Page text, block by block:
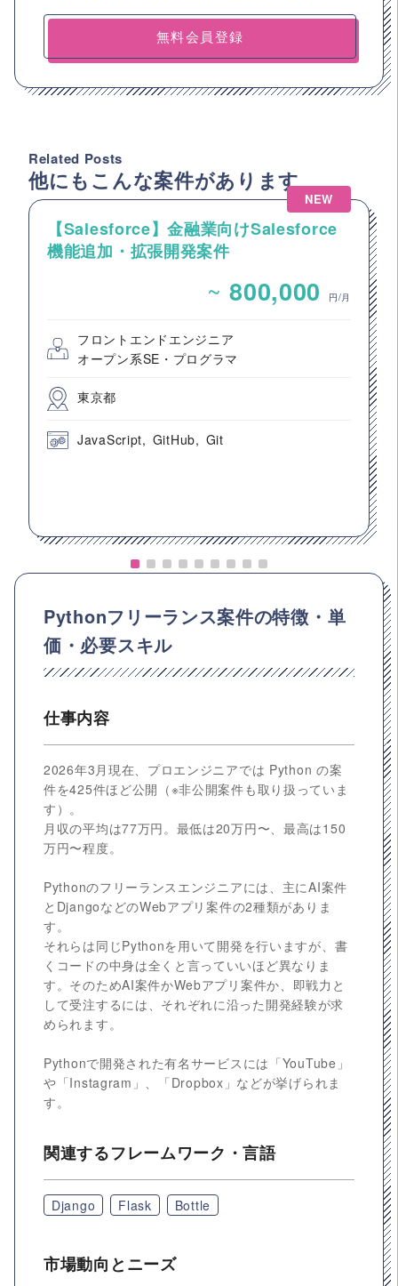
無料会員登録
Related Posts
他にもこんな案件があります
NEW
【Salesforce】金融業向けSalesforce
機能追加・拡張開発案件
~ 800,000 円/月
フロントエンドエンジニア
オープン系SE・プログラマ
東京都
JavaScript GitHub Git
Pythonフリーランス案件の特徴・単
価・必要スキル
仕事内容
2026年3月現在、プロエンジニアでは Python の案
件を425件ほど公開（※非公開案件も取り扱っていま
す）。
月収の平均は77万円。最低は20万円〜、最高は150
万円〜程度。
Pythonのフリーランスエンジニアには、主にAI案件
とDjangoなどのWebアプリ案件の2種類がありま
す。
それらは同じPythonを用いて開発を行いますが、書
くコードの中身は全くと言っていいほど異なりま
す。そのためAI案件かWebアプリ案件か、即戦力と
して受注するには、それぞれに沿った開発経験が求
められます。
Pythonで開発された有名サービスには「YouTube」
や「Instagram」、「Dropbox」などが挙げられま
す。
関連するフレームワーク・言語
Django Flask Bottle
市場動向とニーズ